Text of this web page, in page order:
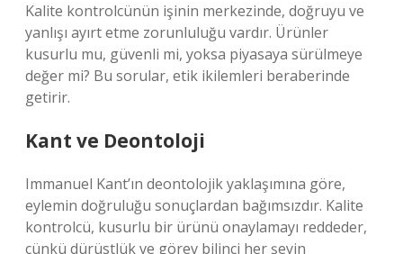
Kalite kontrolcünün işinin merkezinde, doğruyu ve
yanlışı ayırt etme zorunluluğu vardır. Ürünler
kusurlu mu, güvenli mi, yoksa piyasaya sürülmeye
değer mi? Bu sorular, etik ikilemleri beraberinde
getirir.
Kant ve Deontoloji
Immanuel Kant’ın deontolojik yaklaşımına göre,
eylemin doğruluğu sonuçlardan bağımsızdır. Kalite
kontrolcü, kusurlu bir ürünü onaylamayı reddeder,
çünkü dürüstlük ve görev bilinci her şeyin